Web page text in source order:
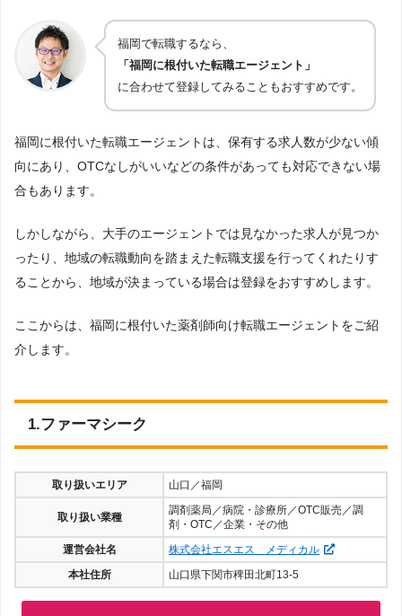
福岡で転職するなら、
「福岡に根付いた転職エージェント」
に合わせて登録してみることもおすすめです。
福岡に根付いた転職エージェントは、保有する求人数が少ない傾
向にあり、OTCなしがいいなどの条件があっても対応できない場
合もあります。
しかしながら、大手のエージェントでは見なかった求人が見つか
ったり、地域の転職動向を踏まえた転職支援を行ってくれたりす
ることから、地域が決まっている場合は登録をおすすめします。
ここからは、福岡に根付いた薬剤師向け転職エージェントをご紹
介します。
1.ファーマシーク
取り扱いエリア 山口／福岡
取り扱い業種
調剤薬局／病院・診療所／OTC販売／調
剤・OTC／企業・その他
運営会社名
株式会社エスエス メディカル
本社住所
山口県下関市稗田北町13-5